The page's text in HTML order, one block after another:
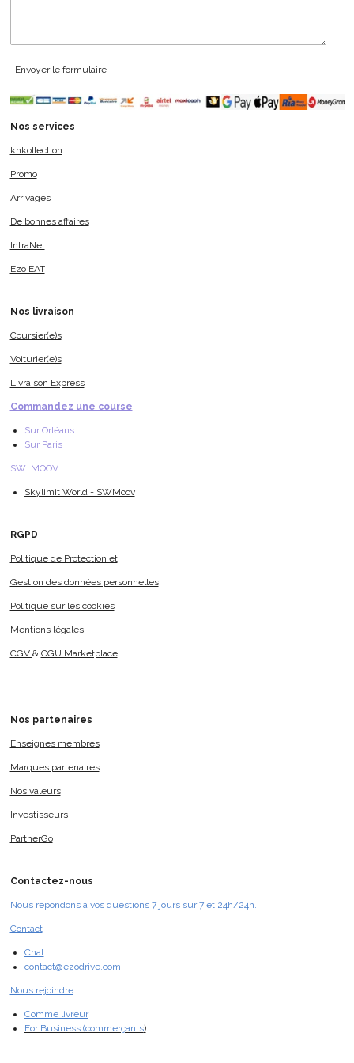
Envoyer le formulaire
Nos services
khkollection
Promo
Arrivages
De bonnes affaires
IntraNet
Ezo EAT
Nos livraison
Coursier(e)s
Voiturier(e)s
Livraison Express
Commandez une course
Sur Orléans
Sur Paris
SW MOOV
Skylimit World - SWMoov
RGPD
Politique de Protection et
Gestion des données personnelles
Politique sur les cookies
Mentions légales
CGV & CGU Marketplace
Nos partenaires
Enseignes membres
Marques partenaires
Nos valeurs
Investisseurs
PartnerGo
Contactez-nous
Nous répondons à vos questions 7 jours sur 7 et 24h/24h.
Contact
Chat
contact@ezodrive.com
Nous rejoindre
Comme livreur
For Business (commerçants)